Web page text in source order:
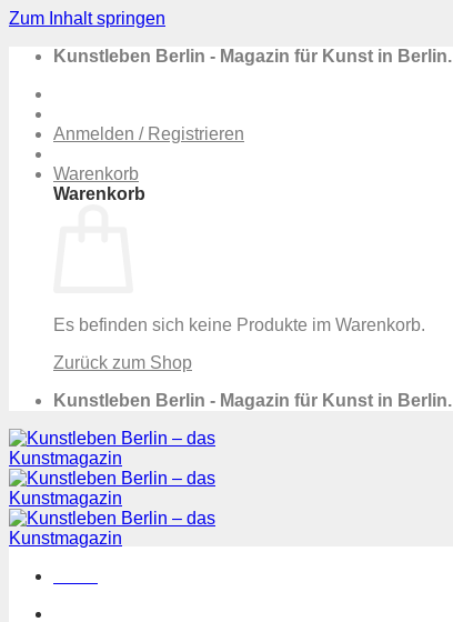
Zum Inhalt springen
Kunstleben Berlin - Magazin für Kunst in Berlin.
Anmelden / Registrieren
Warenkorb
Warenkorb
Es befinden sich keine Produkte im Warenkorb.
Zurück zum Shop
Kunstleben Berlin - Magazin für Kunst in Berlin.